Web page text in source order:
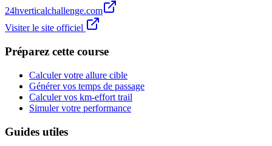
24hverticalchallenge.com
Visiter le site officiel
Préparez cette course
Calculer votre allure cible
Générer vos temps de passage
Calculer vos km-effort trail
Simuler votre performance
Guides utiles